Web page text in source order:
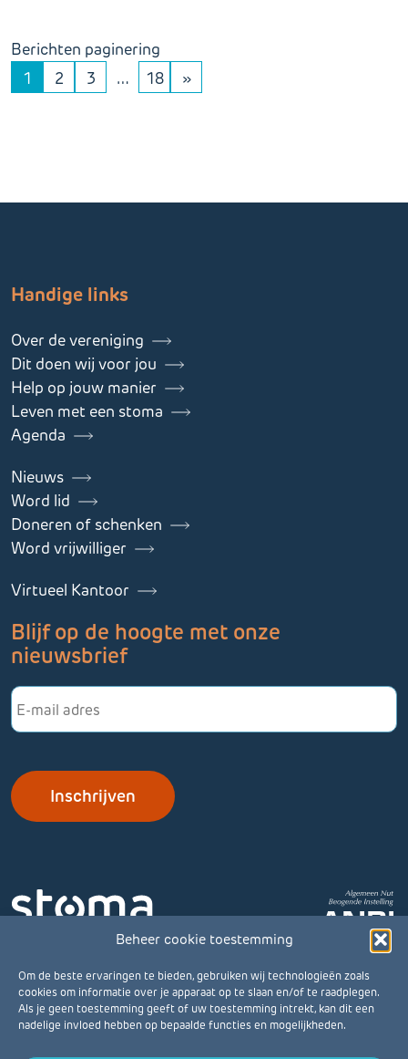
Beheer cookie toestemming
Om de beste ervaringen te bieden, gebruiken wij technologieën zoals
cookies om informatie over je apparaat op te slaan en/of te raadplegen.
Als je geen toestemming geeft of uw toestemming intrekt, kan dit een
nadelige invloed hebben op bepaalde functies en mogelijkheden.
Berichten paginering
1
2 3 … 18 »
Handige links
Over de vereniging
Dit doen wij voor jou
Help op jouw manier
Leven met een stoma
Agenda
Nieuws
Word lid
Doneren of schenken
Word vrijwilliger
Virtueel Kantoor
Blijf op de hoogte met onze
nieuwsbrief
E-
mailadres